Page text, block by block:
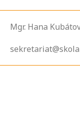
Mgr. Hana